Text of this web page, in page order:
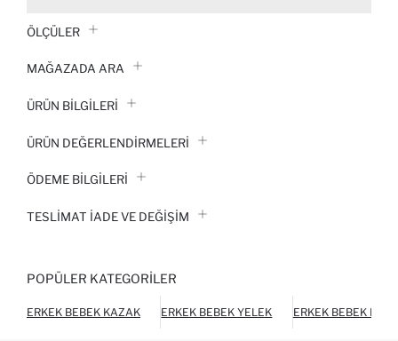
ÖLÇÜLER
MAĞAZADA ARA
ÜRÜN BILGILERI
ÜRÜN DEĞERLENDİRMELERİ
ÖDEME BİLGİLERİ
TESLIMAT İADE VE DEĞIŞIM
POPÜLER KATEGORILER
ERKEK BEBEK KAZAK ERKEK BEBEK YELEK ERKEK BEBEK